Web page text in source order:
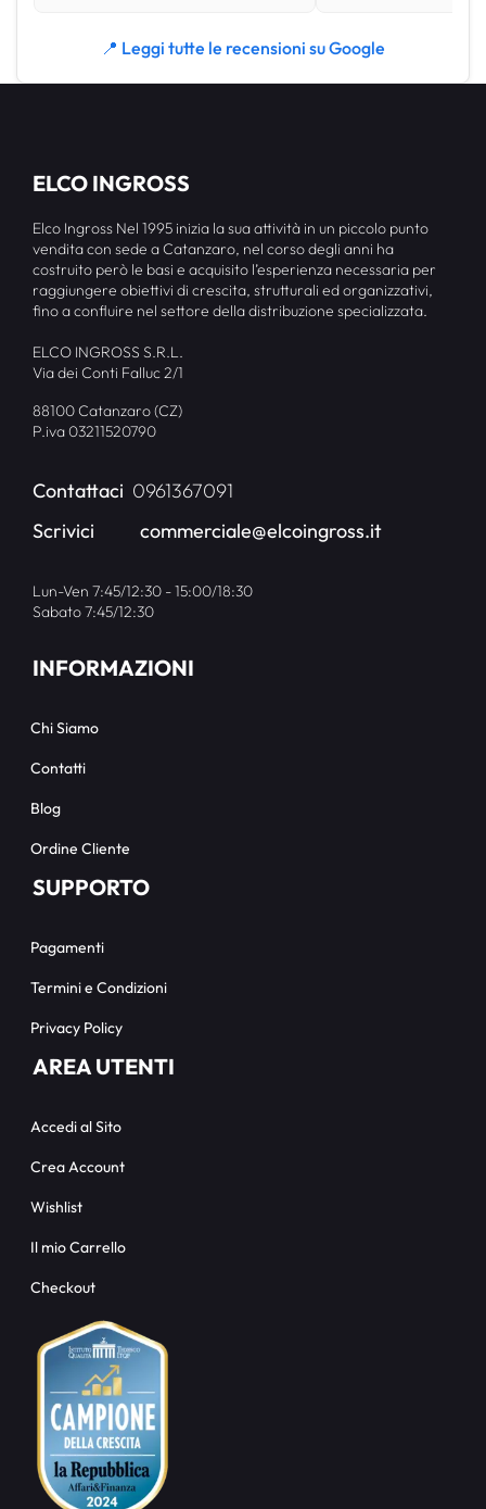
📍 Leggi tutte le recensioni su Google
ELCO INGROSS
Elco Ingross Nel 1995 inizia la sua attività in un piccolo punto
vendita con sede a Catanzaro, nel corso degli anni ha
costruito però le basi e acquisito l’esperienza necessaria per
raggiungere obiettivi di crescita, strutturali ed organizzativi,
fino a confluire nel settore della distribuzione specializzata.
ELCO INGROSS S.R.L.
Via dei Conti Falluc 2/1
88100 Catanzaro (CZ)
P.iva 03211520790
Contattaci 0961367091
Scrivici
commerciale@elcoingross.it
Lun-Ven 7:45/12:30 - 15:00/18:30
Sabato 7:45/12:30
INFORMAZIONI
Chi Siamo
Contatti
Blog
Ordine Cliente
SUPPORTO
Pagamenti
Termini e Condizioni
Privacy Policy
AREA UTENTI
Accedi al Sito
Crea Account
Wishlist
Il mio Carrello
Checkout